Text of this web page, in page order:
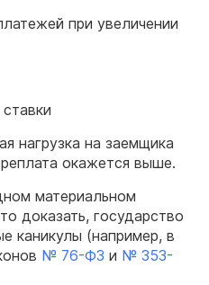
при увеличении
нагрузка на заемщика
окажется выше.
материальном
доказать, государство
каникулы (например, в
№ 76-ФЗ и № 353-